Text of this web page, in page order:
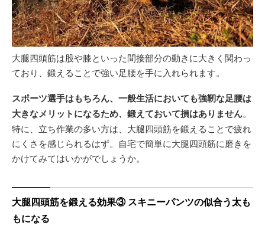
大腿四頭筋は股や膝といった間接部分の動きに大きく関わっ
ており、鍛えることで強い足腰を手に入れられます。
スポーツ選手はもちろん、一般生活においても強靭な足腰は
大きなメリットになるため、鍛えておいて損はありません。
特に、立ち作業の多い方は、大腿四頭筋を鍛えることで疲れ
にくさを感じられるはず。自宅で簡単に大腿四頭筋に磨きを
かけてみてはいかがでしょうか。
大腿四頭筋を鍛える効果③ スキニーパンツの似合う太も
もになる